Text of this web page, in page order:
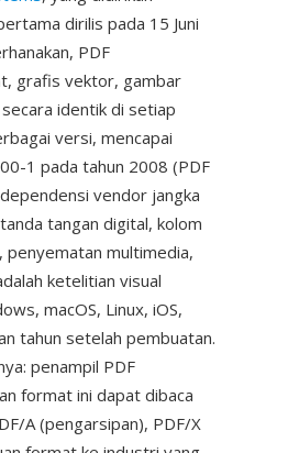
dirilis pada 15 Juni
PDF
grafis vektor, gambar
identik di setiap
versi, mencapai
1 pada tahun 2008 (PDF
vendor jangka
tangan digital, kolom
penyematan multimedia,
ketelitian visual
macOS, Linux, iOS,
tahun setelah pembuatan.
penampil PDF
format ini dapat dibaca
A (pengarsipan), PDF/X